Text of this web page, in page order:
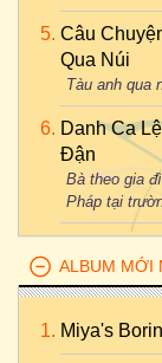
Câu
Qua Núi
Tàu anh qua
Danh Ca
Đận
Bà theo gia
Pháp tại
ALBUM MỚI
Miya's